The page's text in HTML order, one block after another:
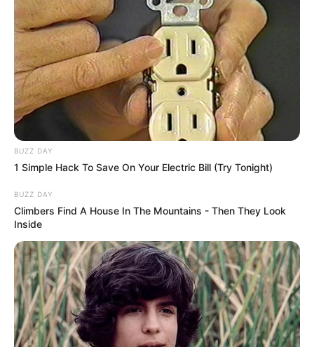
BUZZ DAY
1 Simple Hack To Save On Your Electric Bill (Try Tonight)
BUZZ DAY
Climbers Find A House In The Mountains - Then They Look
Inside